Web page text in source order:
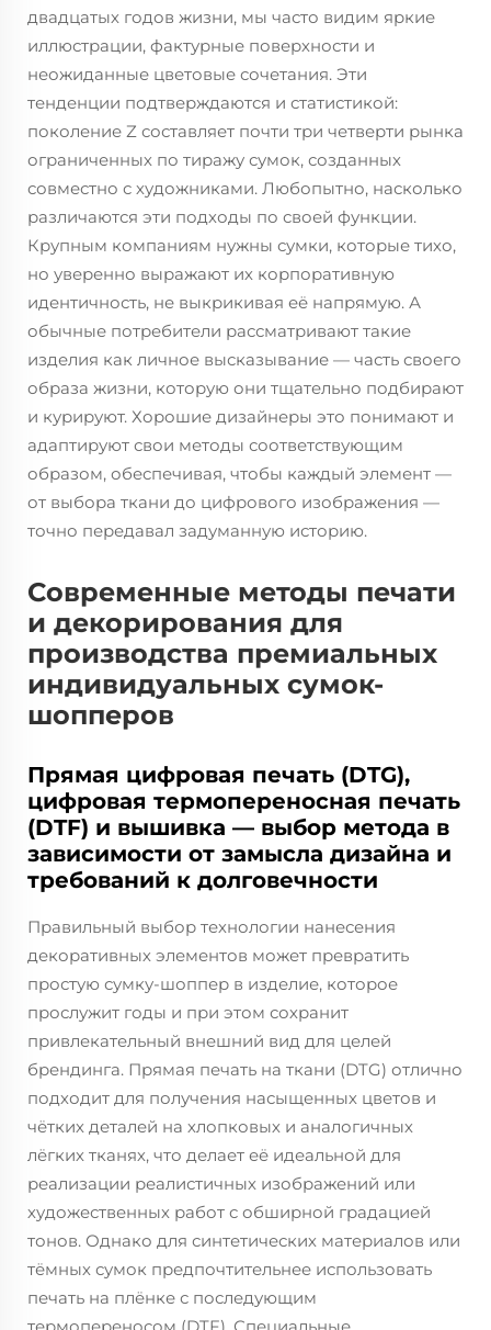
двадцатых годов жизни, мы часто видим яркие
иллюстрации, фактурные поверхности и
неожиданные цветовые сочетания. Эти
тенденции подтверждаются и статистикой:
поколение Z составляет почти три четверти рынка
ограниченных по тиражу сумок, созданных
совместно с художниками. Любопытно, насколько
различаются эти подходы по своей функции.
Крупным компаниям нужны сумки, которые тихо,
но уверенно выражают их корпоративную
идентичность, не выкрикивая её напрямую. А
обычные потребители рассматривают такие
изделия как личное высказывание — часть своего
образа жизни, которую они тщательно подбирают
и курируют. Хорошие дизайнеры это понимают и
адаптируют свои методы соответствующим
образом, обеспечивая, чтобы каждый элемент —
от выбора ткани до цифрового изображения —
точно передавал задуманную историю.
Современные методы печати
и декорирования для
производства премиальных
индивидуальных сумок-
шопперов
Прямая цифровая печать (DTG),
цифровая термопереносная печать
(DTF) и вышивка — выбор метода в
зависимости от замысла дизайна и
требований к долговечности
Правильный выбор технологии нанесения
декоративных элементов может превратить
простую сумку-шоппер в изделие, которое
прослужит годы и при этом сохранит
привлекательный внешний вид для целей
брендинга. Прямая печать на ткани (DTG) отлично
подходит для получения насыщенных цветов и
чётких деталей на хлопковых и аналогичных
лёгких тканях, что делает её идеальной для
реализации реалистичных изображений или
художественных работ с обширной градацией
тонов. Однако для синтетических материалов или
тёмных сумок предпочтительнее использовать
печать на плёнке с последующим